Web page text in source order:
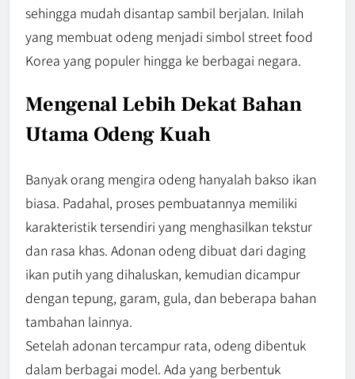
sehingga mudah disantap sambil berjalan. Inilah
yang membuat odeng menjadi simbol street food
Korea yang populer hingga ke berbagai negara.
Mengenal Lebih Dekat Bahan
Utama Odeng Kuah
Banyak orang mengira odeng hanyalah bakso ikan
biasa. Padahal, proses pembuatannya memiliki
karakteristik tersendiri yang menghasilkan tekstur
dan rasa khas. Adonan odeng dibuat dari daging
ikan putih yang dihaluskan, kemudian dicampur
dengan tepung, garam, gula, dan beberapa bahan
tambahan lainnya.
Setelah adonan tercampur rata, odeng dibentuk
dalam berbagai model. Ada yang berbentuk